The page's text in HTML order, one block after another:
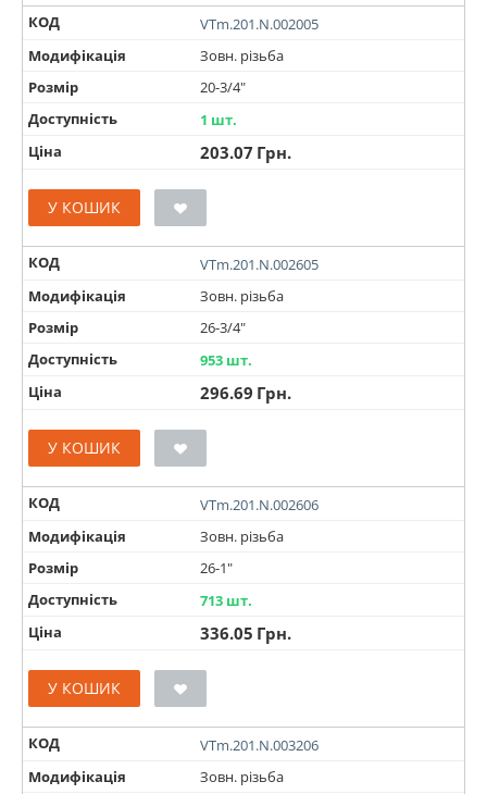
КОД
VTm.201.N.002005
Модифікація
Зовн. різьба
Розмір
20-3/4"
Доступність
1 шт.
Ціна
203.07 Грн.
У КОШИК
КОД
VTm.201.N.002605
Модифікація
Зовн. різьба
Розмір
26-3/4"
Доступність
953 шт.
Ціна
296.69 Грн.
У КОШИК
КОД
VTm.201.N.002606
Модифікація
Зовн. різьба
Розмір
26-1"
Доступність
713 шт.
Ціна
336.05 Грн.
У КОШИК
КОД
VTm.201.N.003206
Модифікація
Зовн. різьба